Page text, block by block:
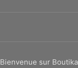
Bienvenue sur